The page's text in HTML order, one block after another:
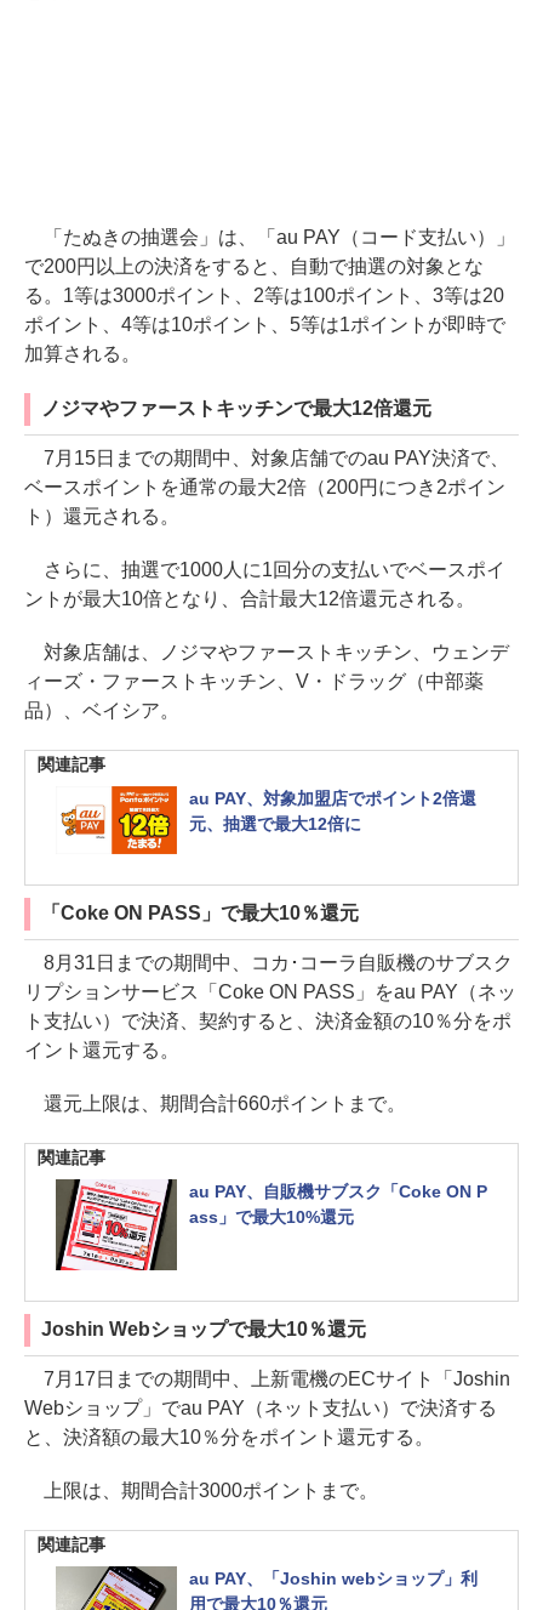
「たぬきの抽選会」は、「au PAY（コード支払い）」
で200円以上の決済をすると、自動で抽選の対象とな
る。1等は3000ポイント、2等は100ポイント、3等は20
ポイント、4等は10ポイント、5等は1ポイントが即時で
加算される。
ノジマやファーストキッチンで最大12倍還元
7月15日までの期間中、対象店舗でのau PAY決済で、
ベースポイントを通常の最大2倍（200円につき2ポイン
ト）還元される。
さらに、抽選で1000人に1回分の支払いでベースポイ
ントが最大10倍となり、合計最大12倍還元される。
対象店舗は、ノジマやファーストキッチン、ウェンデ
ィーズ・ファーストキッチン、V・ドラッグ（中部薬
品）、ベイシア。
関連記事
au PAY、対象加盟店でポイント2倍還
元、抽選で最大12倍に
「Coke ON PASS」で最大10％還元
8月31日までの期間中、コカ･コーラ自販機のサブスク
リプションサービス「Coke ON PASS」をau PAY（ネッ
ト支払い）で決済、契約すると、決済金額の10％分をポ
イント還元する。
還元上限は、期間合計660ポイントまで。
関連記事
au PAY、自販機サブスク「Coke ON P
ass」で最大10%還元
Joshin Webショップで最大10％還元
7月17日までの期間中、上新電機のECサイト「Joshin
Webショップ」でau PAY（ネット支払い）で決済する
と、決済額の最大10％分をポイント還元する。
上限は、期間合計3000ポイントまで。
関連記事
au PAY、「Joshin webショップ」利
用で最大10％還元